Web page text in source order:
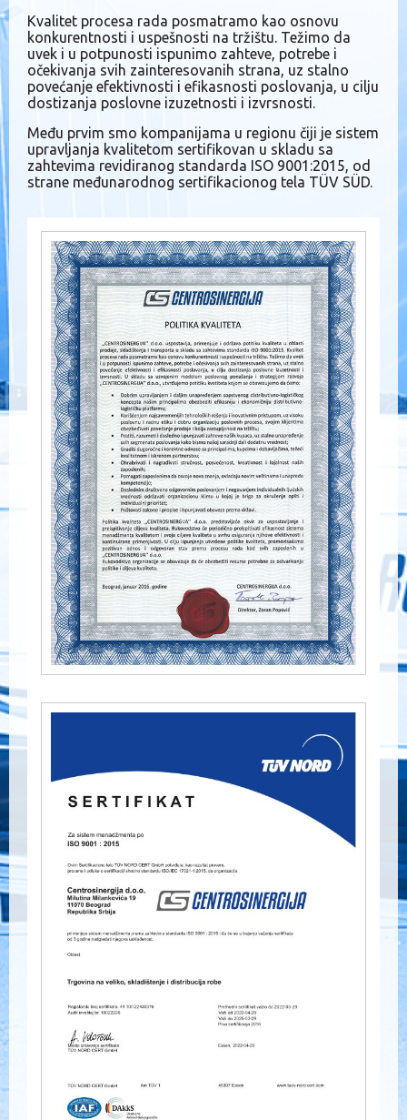
Kvalitet procesa rada posmatramo kao osnovu
konkurentnosti i uspešnosti na tržištu. Težimo da
uvek i u potpunosti ispunimo zahteve, potrebe i
očekivanja svih zainteresovanih strana, uz stalno
povećanje efektivnosti i efikasnosti poslovanja, u cilju
dostizanja poslovne izuzetnosti i izvrsnosti.
Među prvim smo kompanijama u regionu čiji je sistem
upravljanja kvalitetom sertifikovan u skladu sa
zahtevima revidiranog standarda ISO 9001:2015, od
strane međunarodnog sertifikacionog tela TÜV SÜD.